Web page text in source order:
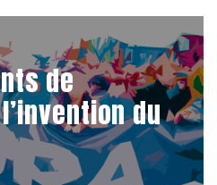
de
du